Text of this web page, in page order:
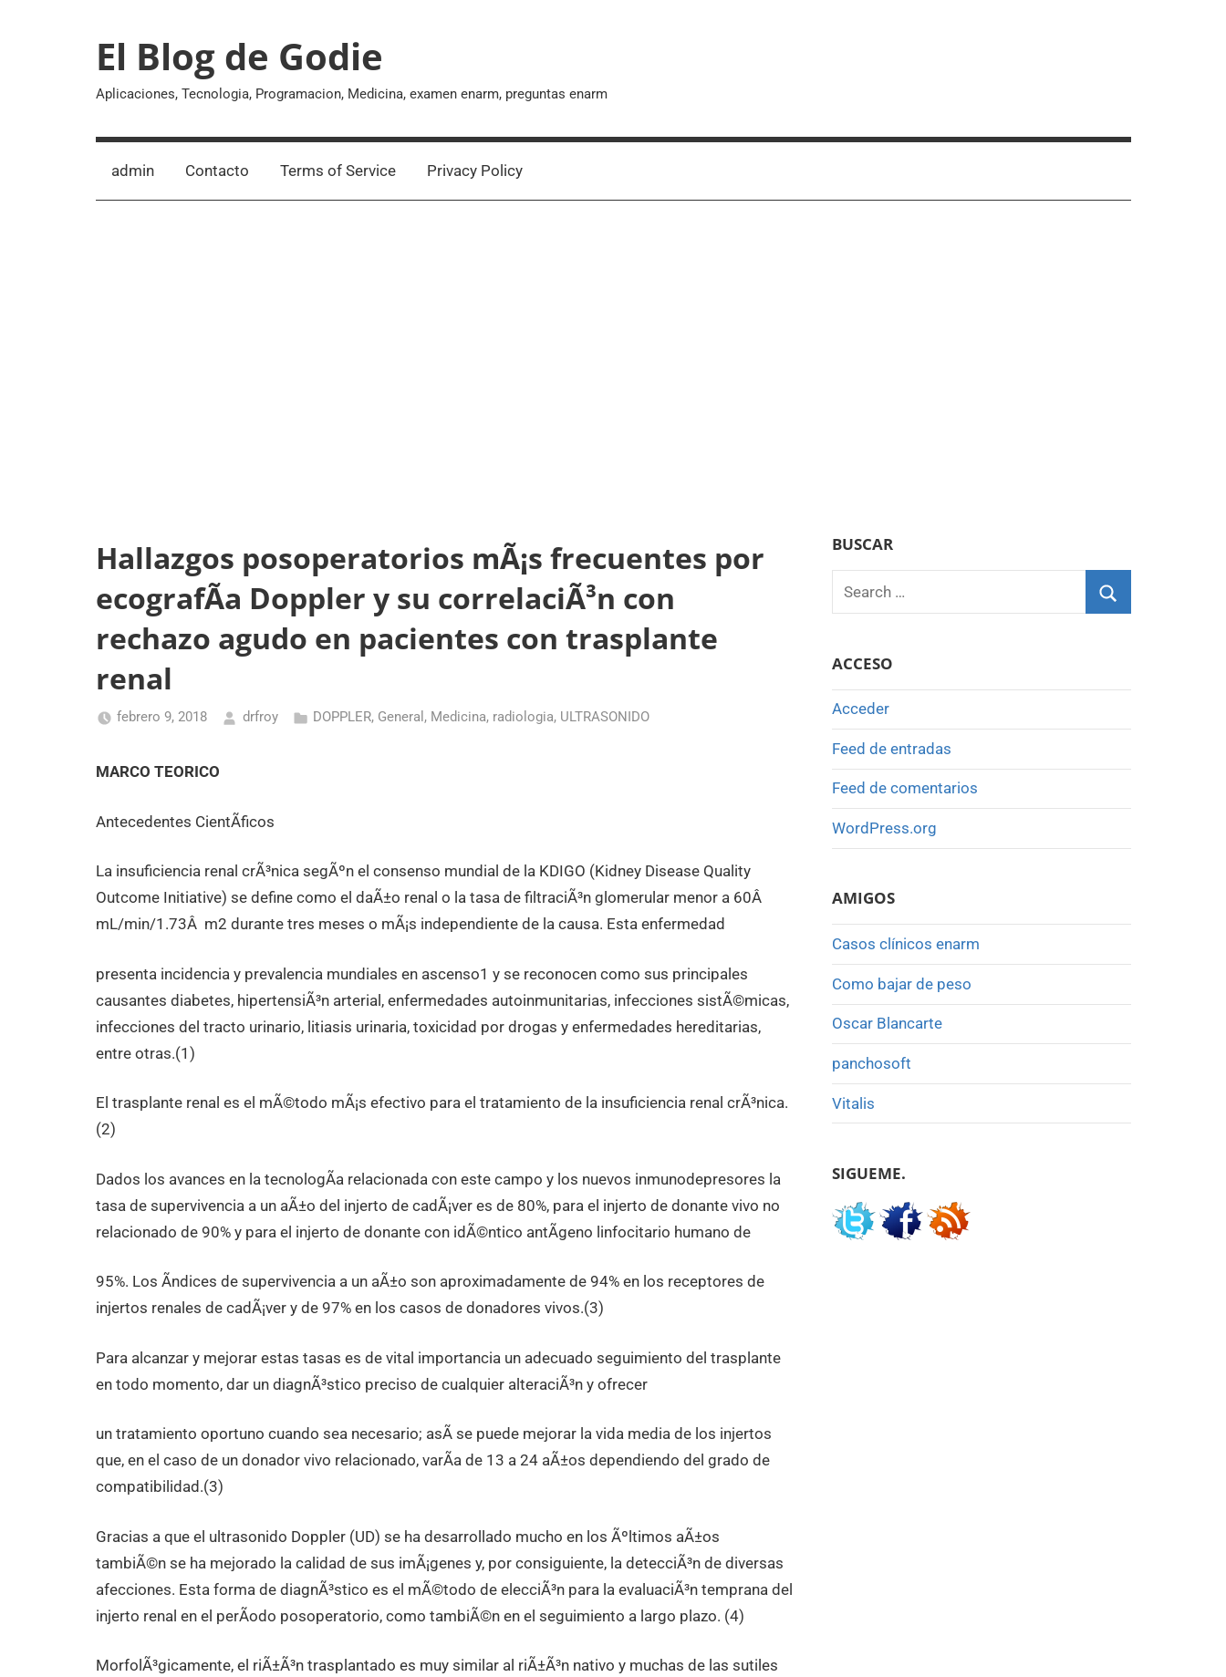
El Blog de Godie
Aplicaciones, Tecnologia, Programacion, Medicina, examen enarm, preguntas enarm
admin Contacto Terms of Service Privacy Policy
Hallazgos posoperatorios mÃ¡s frecuentes por
ecografÃ­a Doppler y su correlaciÃ³n con
rechazo agudo en pacientes con trasplante
renal
febrero 9, 2018 drfroy DOPPLER, General , Medicina, radiologia, ULTRASONIDO
MARCO TEORICO
Antecedentes CientÃ­ficos
La insuficiencia renal crÃ³nica segÃºn el consenso mundial de la KDIGO (Kidney Disease Quality
Outcome Initiative) se define como el daÃ±o renal o la tasa de filtraciÃ³n glomerular menor a 60Â
mL/min/1.73Â m2 durante tres meses o mÃ¡s independiente de la causa. Esta enfermedad
presenta incidencia y prevalencia mundiales en ascenso1 y se reconocen como sus principales
causantes diabetes, hipertensiÃ³n arterial, enfermedades autoinmunitarias, infecciones sistÃ©micas,
infecciones del tracto urinario, litiasis urinaria, toxicidad por drogas y enfermedades hereditarias,
entre otras.(1)
El trasplante renal es el mÃ©todo mÃ¡s efectivo para el tratamiento de la insuficiencia renal crÃ³nica.
(2)
Dados los avances en la tecnologÃ­a relacionada con este campo y los nuevos inmunodepresores la
tasa de supervivencia a un aÃ±o del injerto de cadÃ¡ver es de 80%, para el injerto de donante vivo no
relacionado de 90% y para el injerto de donante con idÃ©ntico antÃ­geno linfocitario humano de
95%. Los Ã­ndices de supervivencia a un aÃ±o son aproximadamente de 94% en los receptores de
injertos renales de cadÃ¡ver y de 97% en los casos de donadores vivos.(3)
Para alcanzar y mejorar estas tasas es de vital importancia un adecuado seguimiento del trasplante
en todo momento, dar un diagnÃ³stico preciso de cualquier alteraciÃ³n y ofrecer
un tratamiento oportuno cuando sea necesario; asÃ­ se puede mejorar la vida media de los injertos
que, en el caso de un donador vivo relacionado, varÃ­a de 13 a 24 aÃ±os dependiendo del grado de
compatibilidad.(3)
Gracias a que el ultrasonido Doppler (UD) se ha desarrollado mucho en los Ãºltimos aÃ±os
tambiÃ©n se ha mejorado la calidad de sus imÃ¡genes y, por consiguiente, la detecciÃ³n de diversas
afecciones. Esta forma de diagnÃ³stico es el mÃ©todo de elecciÃ³n para la evaluaciÃ³n temprana del
injerto renal en el perÃ­odo posoperatorio, como tambiÃ©n en el seguimiento a largo plazo. (4)
MorfolÃ³gicamente, el riÃ±Ã³n trasplantado es muy similar al riÃ±Ã³n nativo y muchas de las sutiles
BUSCAR
Search
for:
ACCESO
Acceder
Feed de entradas
Feed de comentarios
WordPress.org
AMIGOS
Casos clínicos enarm
Como bajar de peso
Oscar Blancarte
panchosoft
Vitalis
SIGUEME.